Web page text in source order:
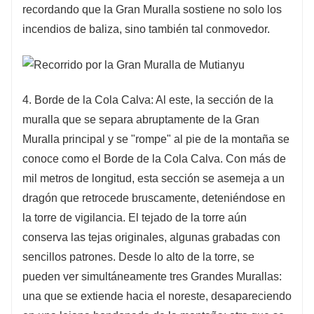
recordando que la Gran Muralla sostiene no solo los
incendios de baliza, sino también tal conmovedor.
4. Borde de la Cola Calva: Al este, la sección de la
muralla que se separa abruptamente de la Gran
Muralla principal y se "rompe" al pie de la montaña se
conoce como el Borde de la Cola Calva. Con más de
mil metros de longitud, esta sección se asemeja a un
dragón que retrocede bruscamente, deteniéndose en
la torre de vigilancia. El tejado de la torre aún
conserva las tejas originales, algunas grabadas con
sencillos patrones. Desde lo alto de la torre, se
pueden ver simultáneamente tres Grandes Murallas:
una que se extiende hacia el noreste, desapareciendo